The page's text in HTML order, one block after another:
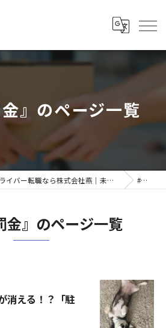
』のページ一覧
月収60万円！千葉のドライバー転職なら株式会社燕｜未経験歓迎 #罰金
金』のページ一覧
消える！？「駐